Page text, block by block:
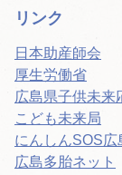
リンク
日本助産師会
厚生労働省
広島県子供未来
こども未来局
にんしんSOS広
広島多胎ネット